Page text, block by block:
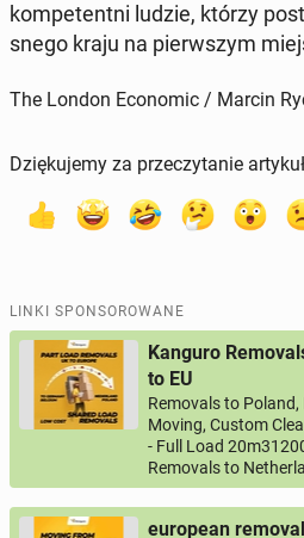
kom­pe­tent­ni ludzie, którzy
sne­go kraju na pierw­szym
The London Economic / Marcin
Dziękujemy za przeczytanie
LINKI SPONSOROWANE
Kanguro
to EU
Removals to
Moving, Custom
- Full Load
Removals to
european